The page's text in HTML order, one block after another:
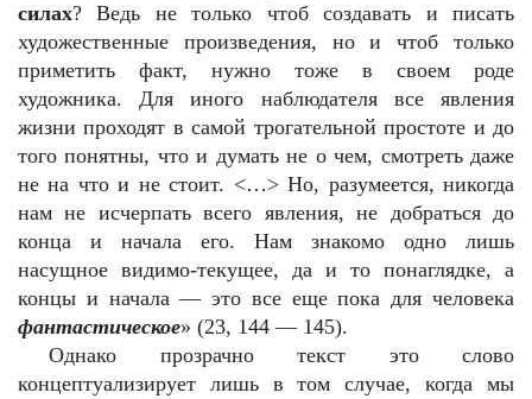
силах? Ведь не только чтоб создавать и писать
художественные произведения, но и чтоб только
приметить факт, нужно тоже в своем роде
художника. Для иного наблюдателя все явления
жизни проходят в самой трогательной простоте и до
того понятны, что и думать не о чем, смотреть даже
не на что и не стоит. <…> Но, разумеется, никогда
нам не исчерпать всего явления, не добраться до
конца и начала его. Нам знакомо одно лишь
насущное видимо-текущее, да и то понаглядке, а
концы и начала — это все еще пока для человека
фантастическое» (23, 144 — 145).
Однако прозрачно текст это слово
концептуализирует лишь в том случае, когда мы